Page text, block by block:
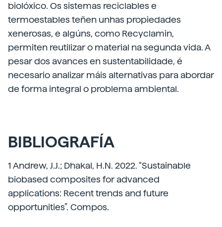
biolóxico. Os sistemas reciclables e
termoestables teñen unhas propiedades
xenerosas, e algúns, como Recyclamin,
permiten reutilizar o material na segunda vida. A
pesar dos avances en sustentabilidade, é
necesario analizar máis alternativas para abordar
de forma integral o problema ambiental.
BIBLIOGRAFÍA
1 Andrew, J.J.; Dhakal, H.N. 2022. “Sustainable
biobased composites for advanced
applications: Recent trends and future
opportunities”. Compos.